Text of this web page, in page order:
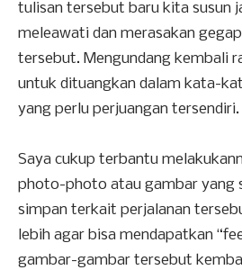
tulisan tersebut baru kita susun
meleawati dan merasakan
tersebut. Mengundang kembali
untuk dituangkan dalam kata-
yang perlu perjuangan
Saya cukup terbantu
photo-photo atau gambar yang
simpan terkait perjalanan
lebih agar bisa mendapatkan
gambar-gambar tersebut